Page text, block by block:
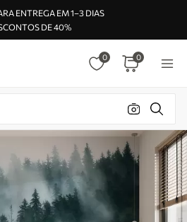
ENTREGA EM 1–3 DIAS
DE 40%
0 0